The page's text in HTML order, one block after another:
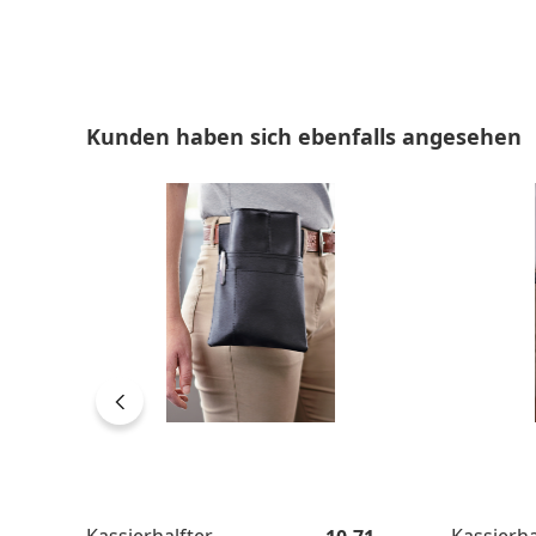
Produktgalerie überspringen
Kunden haben sich ebenfalls angesehen